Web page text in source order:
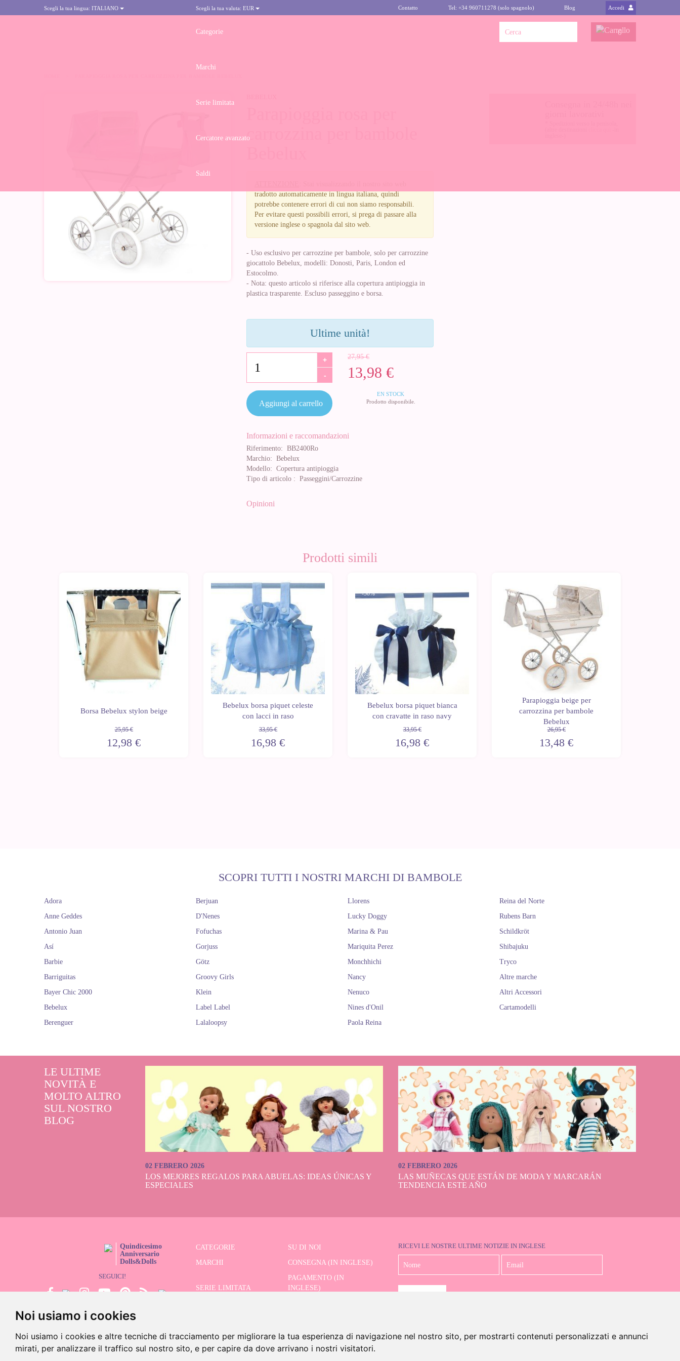
Noi usiamo i cookies
Noi usiamo i cookies e altre tecniche di tracciamento per migliorare la tua esperienza di navigazione nel nostro sito, per mostrarti contenuti personalizzati e annunci
mirati, per analizzare il traffico sul nostro sito, e per capire da dove arrivano i nostri visitatori.
Scegli la tua lingua: ITALIANO Scegli la tua valuta: EUR Contatto Tel: +34 960711278 (solo spagnolo) Blog Accedi
Categorie
Marchi
Serie limitata
Cercatore avanzato
Saldi
0
carrozzina per bambole
tradotto automaticamente in lingua italiana, quindi
potrebbe contenere errori di cui non siamo responsabili.
Per evitare questi possibili errori, si prega di passare alla
versione inglese o spagnola dal sito web.
- Uso esclusivo per carrozzine per bambole, solo per carrozzine
giocattolo Bebelux, modelli: Donosti, Paris, London ed
Estocolmo.
- Nota: questo articolo si riferisce alla copertura antipioggia in
plastica trasparente. Escluso passeggino e borsa.
Ultime unità!
27,95 €
13,98 €
+
-
EN STOCK
Prodotto disponibile.
Aggiungi al carrello
Informazioni e raccomandazioni
Riferimento: BB2400Ro
Marchio: Bebelux
Modello: Copertura antipioggia
Tipo di articolo : Passeggini/Carrozzine
Opinioni
Prodotti simili
Borsa Bebelux stylon beige
25,95 €
-50%
12,98 €
Bebelux borsa piquet celeste
con lacci in raso
33,95 €
16,98 €
Bebelux borsa piquet bianca
con cravatte in raso navy
33,95 €
-50%
16,98 €
Parapioggia beige per
carrozzina per bambole
Bebelux
26,95 €
-50%
13,48 €
SCOPRI TUTTI I NOSTRI MARCHI DI BAMBOLE
Adora
Anne Geddes
Antonio Juan
Así
Barbie
Barriguitas
Bayer Chic 2000
Bebelux
Berenguer
Berjuan
D'Nenes
Fofuchas
Gorjuss
Götz
Groovy Girls
Klein
Label Label
Lalaloopsy
Llorens
Lucky Doggy
Marina & Pau
Mariquita Perez
Monchhichi
Nancy
Nenuco
Nines d'Onil
Paola Reina
Reina del Norte
Rubens Barn
Schildkröt
Shibajuku
Tryco
Altre marche
Altri Accessori
Cartamodelli
LE ULTIME
NOVITÀ E
MOLTO ALTRO
SUL NOSTRO
BLOG
02 FEBRERO 2026
LOS MEJORES REGALOS PARA ABUELAS: IDEAS ÚNICAS Y
ESPECIALES
02 FEBRERO 2026
LAS MUÑECAS QUE ESTÁN DE MODA Y MARCARÁN
TENDENCIA ESTE AÑO
Quindicesimo
Anniversario
Dolls&Dolls
SEGUICI!
CATEGORIE
SU DI NOI
MARCHI
CONSEGNA (IN INGLESE)
SERIE LIMITATA
PAGAMENTO (IN
INGLESE)
RICEVI LE NOSTRE ULTIME NOTIZIE IN INGLESE
©2026 Dolls And Dolls. Tutti i diritti riservati.